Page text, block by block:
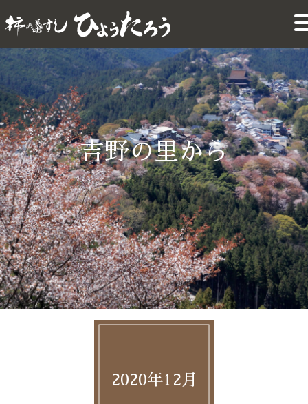
吉野の里から
2020年12月